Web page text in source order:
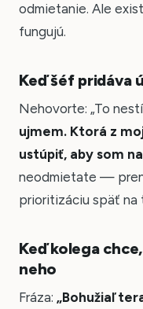
odmietanie. Ale
fungujú.
Keď šéf pridáva
Nehovorte: „To
ujmem. Ktorá z
ustúpiť, aby som
neodmietate —
prioritizáciu späť na
Keď kolega
neho
Fráza: „Bohužiaľ